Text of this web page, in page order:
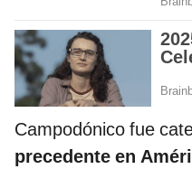
Campodónico fue
precedente en